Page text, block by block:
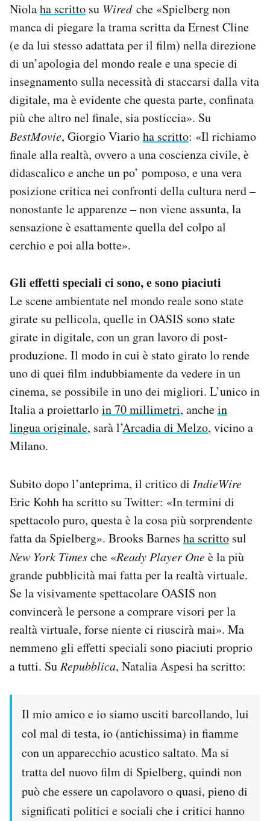
Niolaha scritto su Wired che «Spielberg non
manca di piegare la trama scritta da Ernest Cline
(e da lui stesso adattata per il film) nella direzione
di un’apologia del mondo reale e una specie di
insegnamento sulla necessità di staccarsi dalla vita
digitale, ma è evidente che questa parte, confinata
più che altro nel finale, sia posticcia». Su
BestMovie, Giorgio Viarioha scritto: «Il richiamo
finale alla realtà, ovvero a una coscienza civile, è
didascalico e anche un po’ pomposo, e una vera
posizione critica nei confronti della cultura nerd –
nonostante le apparenze – non viene assunta, la
sensazione è esattamente quella del colpo al
cerchio e poi alla botte».
Gli effetti speciali ci sono, e sono piaciuti
Le scene ambientate nel mondo reale sono state
girate su pellicola, quelle in OASIS sono state
girate in digitale, con un gran lavoro di post-
produzione. Il modo in cui è stato girato lo rende
uno di quei film indubbiamente da vedere in un
cinema, se possibile in uno dei migliori. L’unico in
Italia a proiettarloin 70 millimetri, anchein
lingua originale, sarà l’Arcadia di Melzo, vicino a
Milano.
Subito dopo l’anteprima, il critico di IndieWire
Eric Kohh ha scritto su Twitter: «In termini di
spettacolo puro, questa è la cosa più sorprendente
fatta da Spielberg». Brooks Barnes ha scritto sul
New York Timesche «Ready Player Oneè la più
grande pubblicità mai fatta per la realtà virtuale.
Se la visivamente spettacolare OASIS non
convincerà le persone a comprare visori per la
realtà virtuale, forse niente ci riuscirà mai». Ma
nemmeno gli effetti speciali sono piaciuti proprio
a tutti. SuRepubblica, Natalia Aspesi ha scritto:
Il mio amico e io siamo usciti barcollando, lui
col mal di testa, io (antichissima) in fiamme
con un apparecchio acustico saltato. Ma si
tratta del nuovo film di Spielberg, quindi non
può che essere un capolavoro o quasi, pieno di
significati politici e sociali che i critici hanno